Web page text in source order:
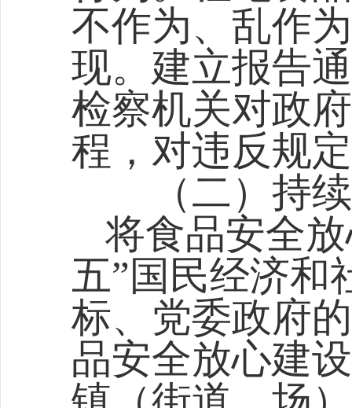
不作为、乱作
现。建立报告
检察机关对政
程，对违反规
（二）持续
将食品安全
五”国民经济和
标、党委政府
品安全放心建